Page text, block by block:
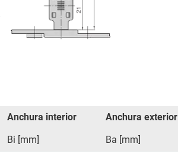
Anchura interior Anchura exterior
Bi [mm]
Ba [mm]